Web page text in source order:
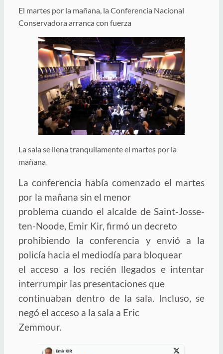
El martes por la mañana, la Conferencia Nacional
Conservadora arranca con fuerza
La sala se llena tranquilamente el martes por la
mañana
La conferencia había comenzado el martes
por la mañana sin el menor
problema cuando el alcalde de Saint-Josse-
ten-Noode, Emir Kir, firmó un decreto
prohibiendo la conferencia y envió a la
policía hacia el mediodía para bloquear
el acceso a los recién llegados e intentar
interrumpir las presentaciones que
continuaban dentro de la sala. Incluso, se
negó el acceso a la sala a Eric
Zemmour.